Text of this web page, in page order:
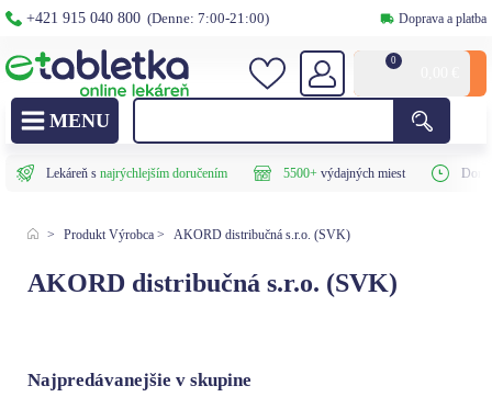
+421 915 040 800 (Denne: 7:00-21:00) Doprava a platba
0
Lekáreň s najrýchlejším doručením 5500+výdajných miest
> Produkt Výrobca > AKORD distribučná s.r.o. (SVK)
AKORD distribučná s.r.o. (SVK)
Najpredávanejšie v skupine